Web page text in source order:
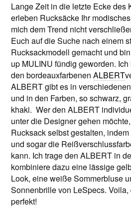
Lange Zeit in die letzte Ecke des
erleben Rucksäcke Ihr
mich dem Trend nicht
Euch auf die Suche nach einem
Rucksackmodell gemacht und
up MULINU fündig geworden.
den bordeauxfarbenenALBERT
ALBERT gibt es in
und in den Farben, so schwarz,
khaki. Wer den ALBERT
unter die Designer gehen
Rucksack selbst gestalten,
und sogar die
kann. Ich trage den ALBERT in
kombiniere dazu eine lässige
Look, eine weiße Sommerbluse
Sonnenbrille von LeSpecs.
perfekt!